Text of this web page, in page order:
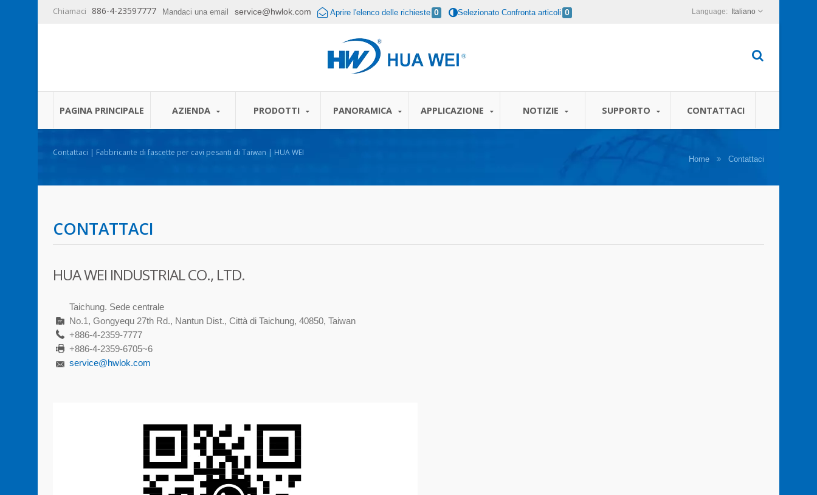
Chiamaci 886-4-23597777 Mandaci una email service@hwlok.com Aprire l'elenco delle richieste 0 Selezionato Confronta articoli 0 Italiano
PAGINA PRINCIPALE AZIENDA PRODOTTI PANORAMICA APPLICAZIONE NOTIZIE SUPPORTO CONTATTACI
Contattaci | Fabbricante di fascette per cavi pesanti di Taiwan | HUA WEI
Home Contattaci
CONTATTACI
HUA WEI INDUSTRIAL CO., LTD.
Taichung. Sede centrale
No.1, Gongyequ 27th Rd., Nantun Dist., Città di Taichung, 40850, Taiwan
+886-4-2359-7777
+886-4-2359-6705~6
service@hwlok.com